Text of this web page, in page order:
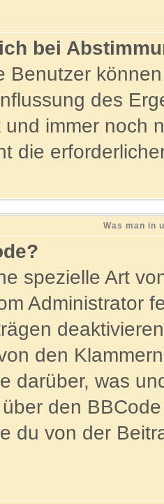
bei
Benutzer
des
und immer noch
die
Was man in
spezielle Art
Administrator
den
darüber, was
den
du von der